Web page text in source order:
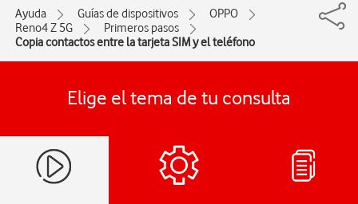
Ayuda Guías de dispositivos
OPPO
Reno4 Z 5G
Primeros pasos
Copia contactos entre la tarjeta SIM y el teléfono
Elige el tema de tu consulta